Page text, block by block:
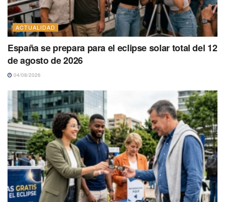
ACTUALIDAD
España se prepara para el eclipse solar total del 12
de agosto de 2026
04/08/2026